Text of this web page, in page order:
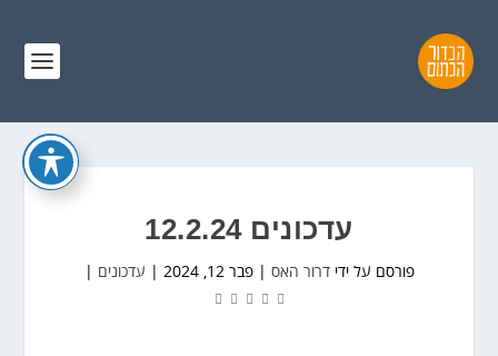
עדכונים 12.2.24
פורסם על ידידרור האס |פבר 12, 2024 עדכונים